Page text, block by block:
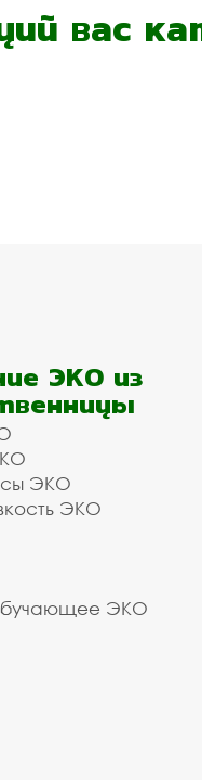
вас
ЭКО из
ЭКО
ЭКО
ЭКО